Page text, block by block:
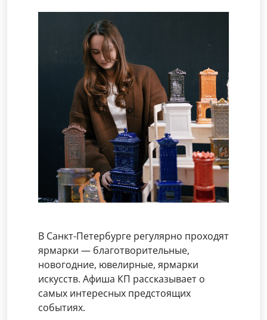
В Санкт-Петербурге регулярно проходят
ярмарки — благотворительные,
новогодние, ювелирные, ярмарки
искусств. Афиша КП рассказывает о
самых интересных предстоящих
событиях.